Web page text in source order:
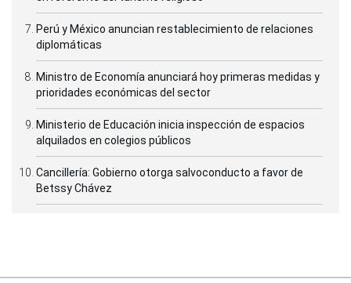
Perú y México anuncian restablecimiento de relaciones
diplomáticas
Ministro de Economía anunciará hoy primeras medidas y
prioridades económicas del sector
Ministerio de Educación inicia inspección de espacios
alquilados en colegios públicos
Cancillería: Gobierno otorga salvoconducto a favor de
Betssy Chávez